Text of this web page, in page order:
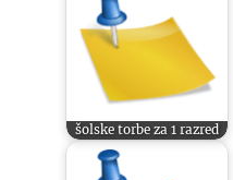
šolske torbe za 1 razred